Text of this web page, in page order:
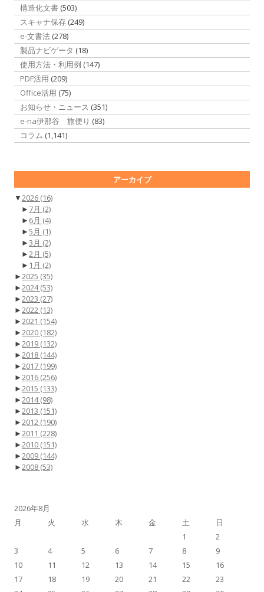
構造化文書 (503)
スキャナ保存 (249)
e-文書法 (278)
製品ナビゲータ (18)
使用方法・利用例 (147)
PDF活用 (209)
Office活用 (75)
お知らせ・ニュース (351)
e-na伊那谷 旅便り (83)
コラム (1,141)
アーカイブ
▼2026 (16)
► 7月 (2)
► 6月 (4)
►5月 (1)
►3月 (2)
►2月 (5)
► 1月 (2)
►2025 (35)
►2024(53)
►2023 (27)
►2022 (13)
►2021 (154)
►2020 (182)
►2019 (132)
►2018 (144)
►2017 (199)
►2016 (256)
►2015 (133)
►2014(98)
►2013 (151)
►2012 (190)
►2011 (228)
►2010 (151)
►2009 (144)
►2008 (53)
2026年8月
月
火 水 木 金 土
日
1
2
3
4 5 6 7 8
9
10
11 12 13 14 15
16
17
18 19 20 21 22
23